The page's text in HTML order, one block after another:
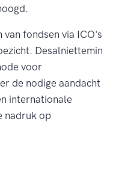
van fondsen via ICO's
Desalniettemin
voor
de nodige aandacht
internationale
nadruk op